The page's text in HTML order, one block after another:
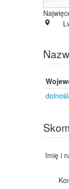
Imię i